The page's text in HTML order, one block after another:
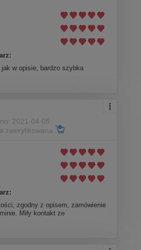
jak w opisie, bardzo szybka
2021-04-05
zweryfikowana
zgodny z opisem, zamówienie
Miły kontakt ze